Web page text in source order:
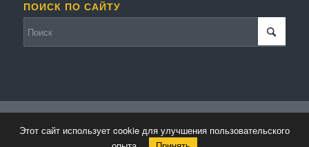
ПОИСК ПО САЙТУ
powered by Enfold WordPress Theme
Этот сайт использует cookie для улучшения пользовательского